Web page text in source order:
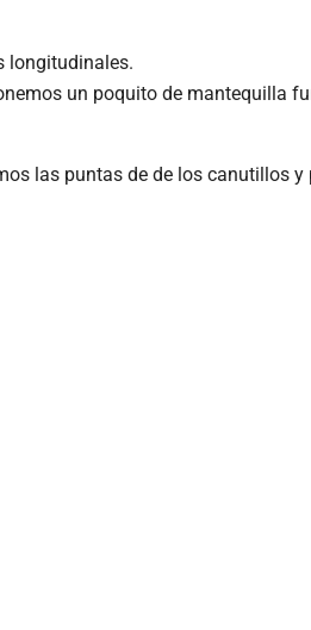
longitudinales.
un poquito de mantequilla
las puntas de de los canutillos